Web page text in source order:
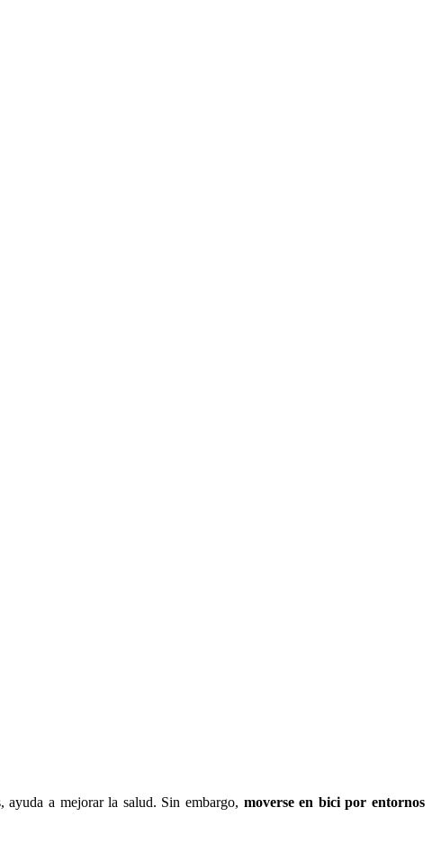
ayuda a mejorar la salud. Sin embargo, moverse en bici por entornos